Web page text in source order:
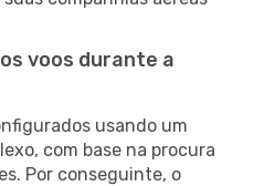
voos durante a
usando um
com base na procura
Por conseguinte, o